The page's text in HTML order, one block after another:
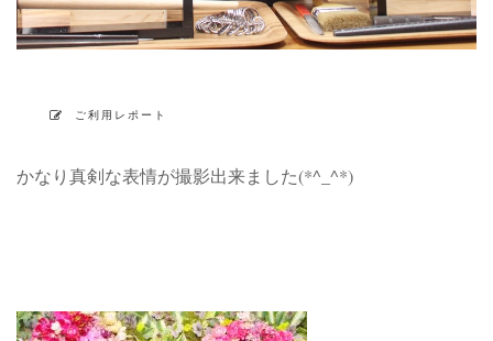
ご利用レポート
かなり真剣な表情が撮影出来ました(*^_^*)